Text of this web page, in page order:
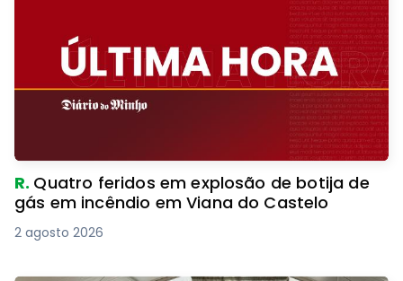
R. Quatro feridos em explosão de botija de
gás em incêndio em Viana do Castelo
2 agosto 2026